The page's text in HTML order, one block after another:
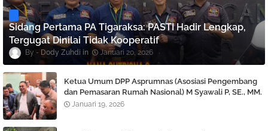
Sidang Pertama PA Tigaraksa: PASTI Hadir Lengkap,
Tergugat Dinilai Tidak Kooperatif
Dody Zuhdi Januari 20, 2026
Ketua Umum DPP Asprumnas (Asosiasi Pengembang
dan Pemasaran Rumah Nasional) M Syawali P, SE., MM.
Angkat bicara Terkait Berlaku nya KUHP dan KUHAP
Januari 19, 2026